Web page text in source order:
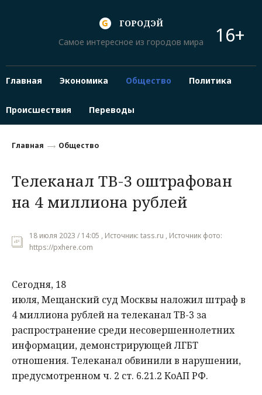
ГОРОДЭЙ
Самое интересное из городов мира
16+
Главная Экономика Общество Политика
Происшествия Переводы
Главная Общество
Телеканал ТВ-3 оштрафован
на 4 миллиона рублей
18 июля 2023 / 14:05 , Источник: tass.ru , Источник фото:
https://pxhere.com
Сегодня, 18
июля, Мещанский суд Москвы наложил штраф в
4 миллиона рублей на телеканал ТВ-3 за
распространение среди несовершеннолетних
информации, демонстрирующей ЛГБТ
отношения. Телеканал обвинили в нарушении,
предусмотренном ч. 2 ст. 6.21.2 КоАП РФ.